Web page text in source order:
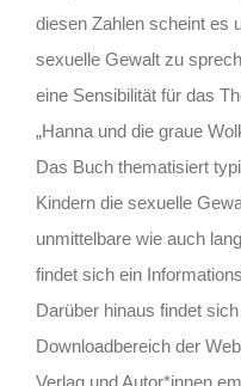
diesen Zahlen scheint es
sexuelle Gewalt zu
eine Sensibilität für das
„Hanna und die graue
Das Buch thematisiert
Kindern die sexuelle
unmittelbare wie auch
findet sich ein
Darüber hinaus findet
Downloadbereich der